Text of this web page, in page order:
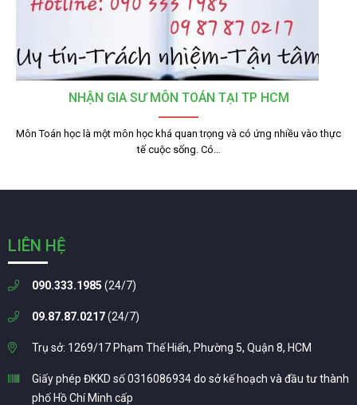
NHẬN GIA SƯ MÔN TOÁN TẠI TP HCM
Môn Toán học là một môn học khá quan trọng và có ứng nhiều vào thực
tế cuộc sống. Có…
LIÊN HỆ
090.333.1985 (24/7)
09.87.87.0217(24/7)
Trụ sở: 1269/17 Phạm Thế Hiển, Phường 5, Quận 8, HCM
Giấy phép ĐKKD số 0316086934 do sở kế hoạch và đầu tư thành
phố Hồ Chí Minh cấp